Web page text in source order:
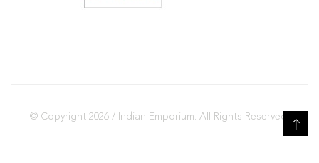
© Copyright 2026 / Indian Emporium. All Rights Reserved.